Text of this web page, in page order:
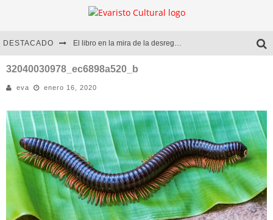
DESTACADO El libro en la mira de la desregulación
Marcelo Rubio | El llovedor
Diego Meret | Hotel Acapulco
Alejandra Correa | La nieve
32040030978_ec6898a520_b
eva enero 16, 2020